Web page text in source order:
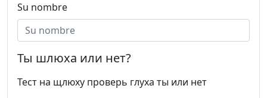
Su nombre
Ты шлюха или нет?
Тест на щлюху проверь глуха ты или нет